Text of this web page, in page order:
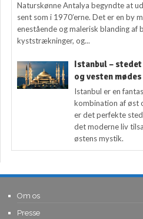
Naturskønne Antalya begyndte at
sent som i 1970’erne. Det er en by
enestående og malerisk blanding af
kyststrækninger, og...
Istanbul –
og vesten mødes
Istanbul er en
kombination af øst
er det perfekte
det moderne liv
østens mystik.
Om os
Presse